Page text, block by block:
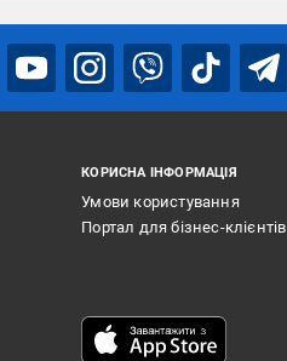
КОРИСНА ІНФОРМАЦІЯ
Умови користування
Портал для бізнес-клієнтів